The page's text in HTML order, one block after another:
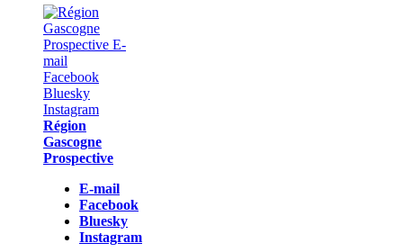
Région
Gascogne
Prospective
E-mail
Facebook
Bluesky
Instagram